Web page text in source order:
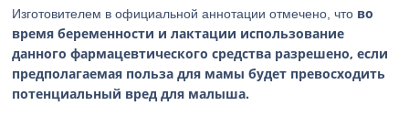
Изготовителем в официальной аннотации отмечено, что во
время беременности и лактации использование
данного фармацевтического средства разрешено, если
предполагаемая польза для мамы будет превосходить
потенциальный вред для малыша.